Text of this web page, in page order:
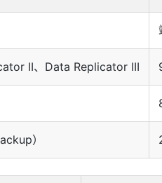
II、Data Replicator III
）